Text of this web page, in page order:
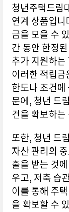
청년주택드림
연계 상품입니
금을 모을 수
간 동안 한정
추가 지원하
이러한 적립
한도나 조건
문에, 청년 드
건을 확보하
또한, 청년 드
자산 관리의
출을 받는 것
우고, 저축 습
이를 통해 주
을 확보할 수